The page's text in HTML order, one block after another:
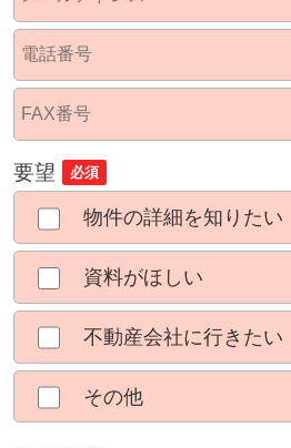
要望 必須
物件の詳細を知りたい
資料がほしい
不動産会社に行きたい
その他